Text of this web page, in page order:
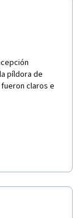
píldora de
claros e